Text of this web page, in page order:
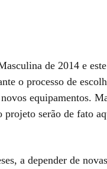
de 2014 e
o processo de
equipamentos.
serão de fato
a depender de